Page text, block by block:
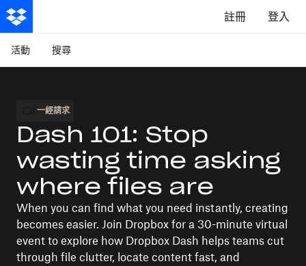
註冊 登入
活動 搜尋
一經請求
Dash 101: Stop
wasting time asking
where files are
When you can find what you need instantly, creating
becomes easier. Join Dropbox for a 30-minute virtual
event to explore how Dropbox Dash helps teams cut
through file clutter, locate content fast, and